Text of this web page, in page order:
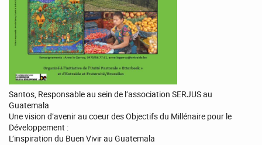
Santos, Responsable au sein de l’association SERJUS au
Guatemala
Une vision d’avenir au coeur des Objectifs du Millénaire pour le
Développement :
L’inspiration du Buen Vivir au Guatemala